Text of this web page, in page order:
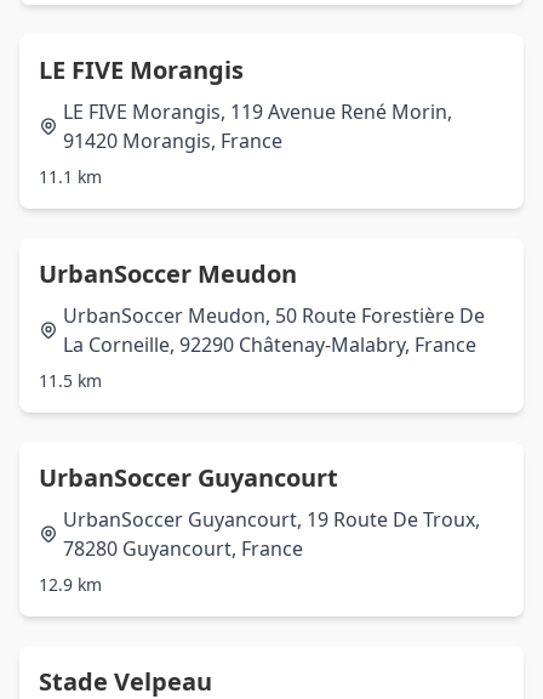
LE FIVE Morangis
LE FIVE Morangis, 119 Avenue René Morin,
91420 Morangis, France
11.1 km
UrbanSoccer Meudon
UrbanSoccer Meudon, 50 Route Forestière De
La Corneille, 92290 Châtenay-Malabry, France
11.5 km
UrbanSoccer Guyancourt
UrbanSoccer Guyancourt, 19 Route De Troux,
78280 Guyancourt, France
12.9 km
Stade Velpeau